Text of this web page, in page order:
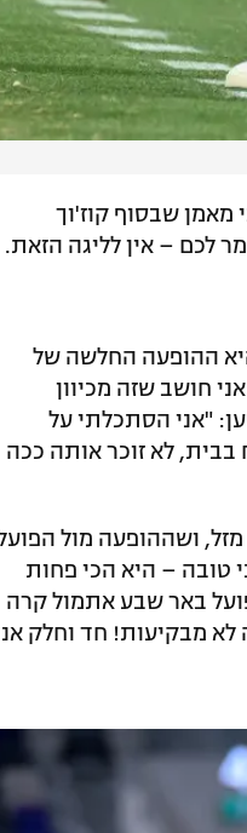
מאמן שבסוף קוז'וך
לכם – אין לליגה הזאת.
היא ההופעה החלשה של
חושב שזה מכיוון
"אני הסתכלתי על
לא זוכר אותה ככה
ושההופעה מול
טובה – היא הכי פחות
באר שבע אתמול קרה
מבקיעות! חד וחלק